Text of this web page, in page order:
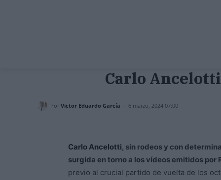
Carlo
Por Victor Eduardo García - 6 marzo, 2024 07:00
Carlo Ancelotti, sin rodeos y con
surgida en torno a los vídeos emitidos por
previo al crucial partido de vuelta de los